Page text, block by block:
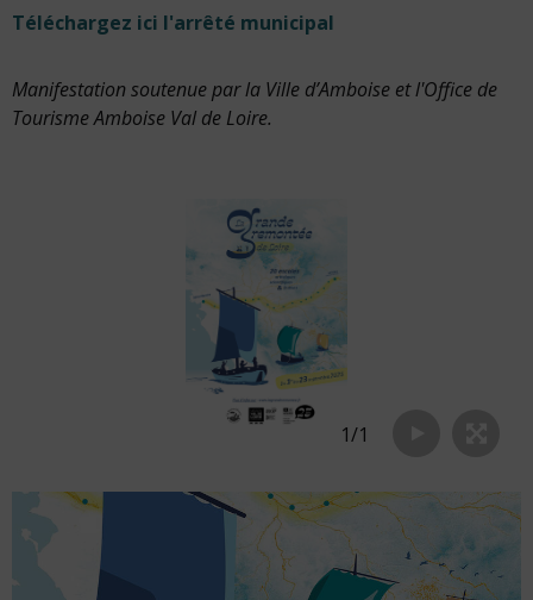
Téléchargez ici l'arrêté municipal
Manifestation soutenue par la Ville d’Amboise et l'Office de
Tourisme Amboise Val de Loire.
1/1